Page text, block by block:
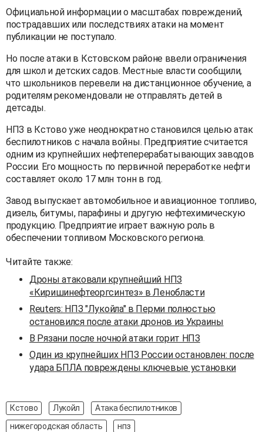
Официальной информации о масштабах повреждений,
пострадавших или последствиях атаки на момент
публикации не поступало.
Но после атаки в Кстовском районе ввели ограничения
для школ и детских садов. Местные власти сообщили,
что школьников перевели на дистанционное обучение, а
родителям рекомендовали не отправлять детей в
детсады.
НПЗ в Кстово уже неоднократно становился целью атак
беспилотников с начала войны. Предприятие считается
одним из крупнейших нефтеперерабатывающих заводов
России. Его мощность по первичной переработке нефти
составляет около 17 млн тонн в год.
Завод выпускает автомобильное и авиационное топливо,
дизель, битумы, парафины и другую нефтехимическую
продукцию. Предприятие играет важную роль в
обеспечении топливом Московского региона.
Читайте также:
Дроны атаковали крупнейший НПЗ
«Киришинефтеоргсинтез» в Ленобласти
Reuters: НПЗ "Лукойла" в Перми полностью
остановился после атаки дронов из Украины
В Рязани после ночной атаки горит НПЗ
Один из крупнейших НПЗ России остановлен: после
удара БПЛА повреждены ключевые установки
Кстово Лукойл
Атака беспилотников
нижегородская область
нпз